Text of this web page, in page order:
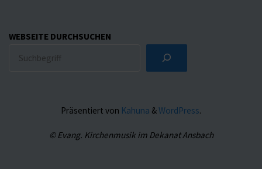
WEBSEITE DURCHSUCHEN
Präsentiert von Kahuna &WordPress.
© Evang. Kirchenmusik im Dekanat Ansbach